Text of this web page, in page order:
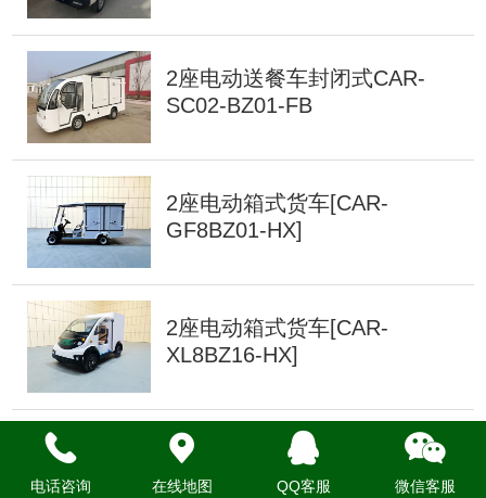
2座电动送餐车封闭式CAR-
SC02-BZ01-FB
2座电动箱式货车[CAR-
GF8BZ01-HX]
2座电动箱式货车[CAR-
XL8BZ16-HX]
2座电动载货车CAR-GF02B-JS
电话咨询 在线地图 QQ客服 微信客服